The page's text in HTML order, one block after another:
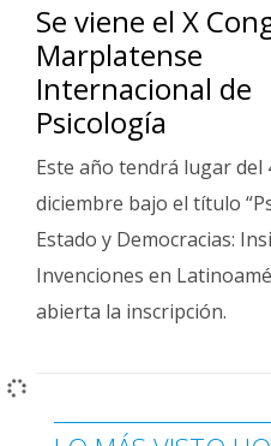
Tecnología
Gastronomía
Salud
Interés
General
Ciudad
Policiales
Se viene el X
Marplatense
Internacional de
Psicología
Este año tendrá lugar del
diciembre bajo el título
Estado y Democracias:
Invenciones en
abierta la inscripción.